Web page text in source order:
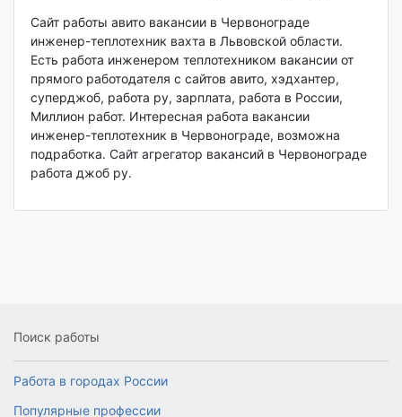
Сайт работы авито вакансии в Червонограде
инженер-теплотехник вахта в Львовской области.
Есть работа инженером теплотехником вакансии от
прямого работодателя с сайтов авито, хэдхантер,
суперджоб, работа ру, зарплата, работа в России,
Миллион работ. Интересная работа вакансии
инженер-теплотехник в Червонограде, возможна
подработка. Сайт агрегатор вакансий в Червонограде
работа джоб ру.
Поиск работы
Работа в городах России
Популярные профессии